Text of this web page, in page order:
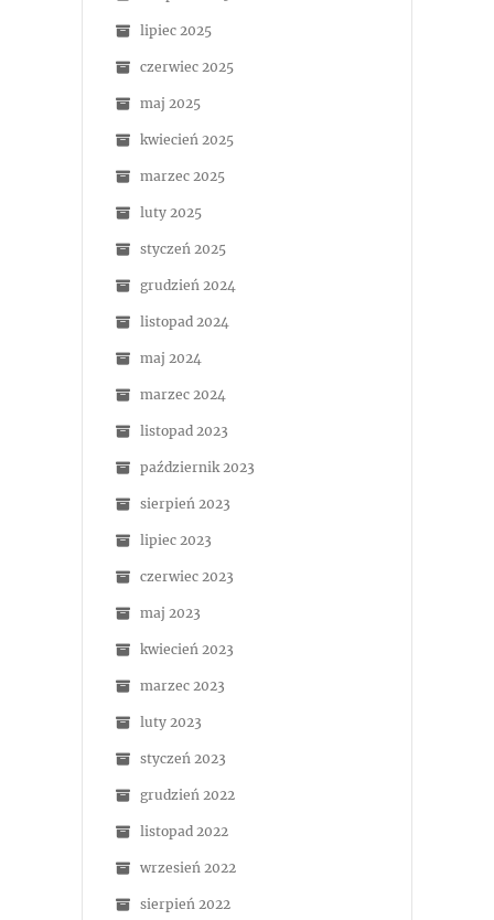
lipiec 2025
czerwiec 2025
maj 2025
kwiecień 2025
marzec 2025
luty 2025
styczeń 2025
grudzień 2024
listopad 2024
maj 2024
marzec 2024
listopad 2023
październik 2023
sierpień 2023
lipiec 2023
czerwiec 2023
maj 2023
kwiecień 2023
marzec 2023
luty 2023
styczeń 2023
grudzień 2022
listopad 2022
wrzesień 2022
sierpień 2022